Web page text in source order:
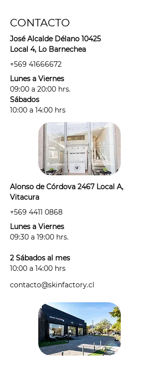
CONTACTO
José Alcalde Délano 10425
Local 4, Lo Barnechea
+569 41666672
Lunes a Viernes
09:00 a 20:00 hrs.
Sábados
10:00 a 14:00 hrs
contacto@skinfactory.cl
Alonso de Córdova 2467 Local A,
Vitacura
+569 4411 0868
Lunes a Viernes
09:30 a 19:00 hrs.
2 Sábados al mes
10:00 a 14:00 hrs